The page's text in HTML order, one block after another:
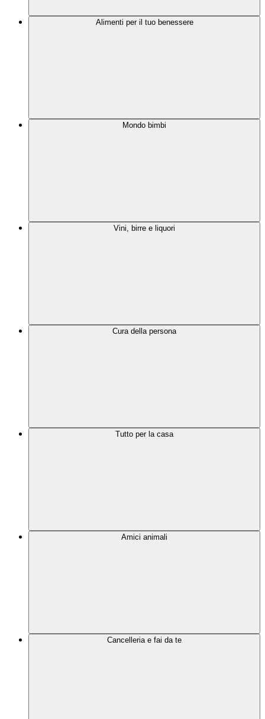
Alimenti per il tuo benessere
Mondo bimbi
Vini, birre e liquori
Cura della persona
Tutto per la casa
Amici animali
Cancelleria e fai da te